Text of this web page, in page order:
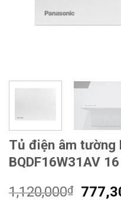
Tủ điện âm tường
BQDF16W31AV
1,120,000₫
Giá